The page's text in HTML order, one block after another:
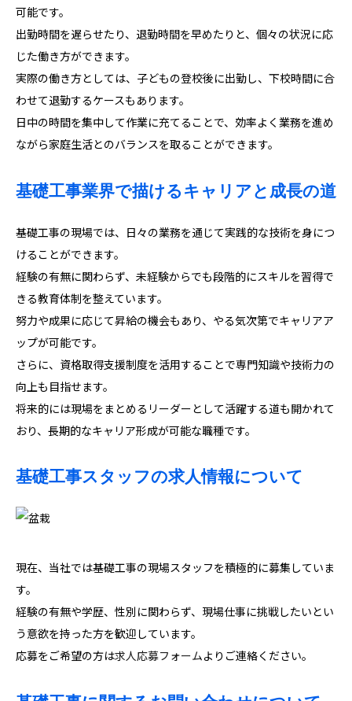
可能です。
出勤時間を遅らせたり、退勤時間を早めたりと、個々の状況に応
じた働き方ができます。
実際の働き方としては、子どもの登校後に出勤し、下校時間に合
わせて退勤するケースもあります。
日中の時間を集中して作業に充てることで、効率よく業務を進め
ながら家庭生活とのバランスを取ることができます。
基礎工事業界で描けるキャリアと成長の道
基礎工事の現場では、日々の業務を通じて実践的な技術を身につ
けることができます。
経験の有無に関わらず、未経験からでも段階的にスキルを習得で
きる教育体制を整えています。
努力や成果に応じて昇給の機会もあり、やる気次第でキャリアア
ップが可能です。
さらに、資格取得支援制度を活用することで専門知識や技術力の
向上も目指せます。
将来的には現場をまとめるリーダーとして活躍する道も開かれて
おり、長期的なキャリア形成が可能な職種です。
基礎工事スタッフの求人情報について
現在、当社では基礎工事の現場スタッフを積極的に募集していま
す。
経験の有無や学歴、性別に関わらず、現場仕事に挑戦したいとい
う意欲を持った方を歓迎しています。
応募をご希望の方は求人応募フォームよりご連絡ください。